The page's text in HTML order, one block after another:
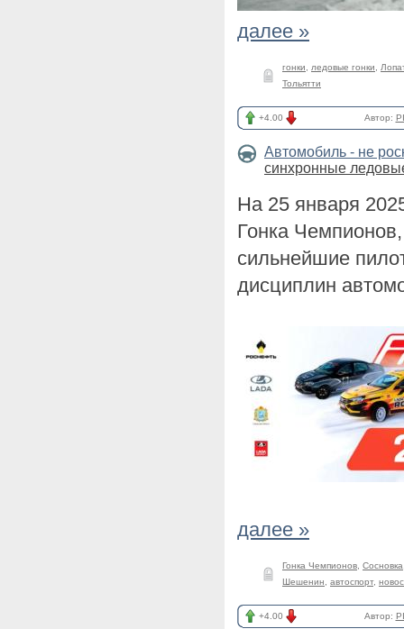
далее »
гонки ледовые гонки
Тольятти
+4.00 Автор:
Автомобиль - не
синхронные
На 25 января
Гонка
сильнейшие
дисциплин
далее »
Гонка Чемпионов Сосновка
Шешенин
автоспорт,
+4.00 Автор: